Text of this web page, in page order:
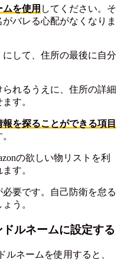
を使用 してください。そ
バレる心配がなくなりま
して、住所の最後に自分
れるうえに、住所の詳細
す。
を探ることができる項目
の欲しい物リストを利
す。
要です。自己防衛を怠る
う。
ルネームに設定する
ルネームを使用すると、